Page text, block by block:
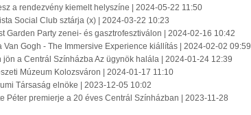
a rendezvény kiemelt helyszíne | 2024-05-22 11:50
Social Club sztárja (x) | 2024-03-22 10:23
Garden Party zenei- és gasztrofesztiválon | 2024-02-16 10:42
Gogh - The Immersive Experience kiállítás | 2024-02-02 09:59
a Centrál Színházba Az ügynök halála | 2024-01-24 12:39
Múzeum Kolozsváron | 2024-01-17 11:10
Társaság elnöke | 2023-12-05 10:02
Péter premierje a 20 éves Centrál Színházban | 2023-11-28